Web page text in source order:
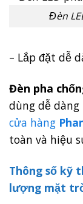
Đèn
– Lắp đặt dễ
Đèn pha
dùng dễ
cửa hàng
toàn và hiệu
Thông số kỹ
lượng mặt